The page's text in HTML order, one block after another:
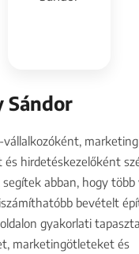
Sándor
vállalkozóként,
hirdetéskezelőként
abban, hogy több
bevételt
gyakorlati
marketingötleteket és